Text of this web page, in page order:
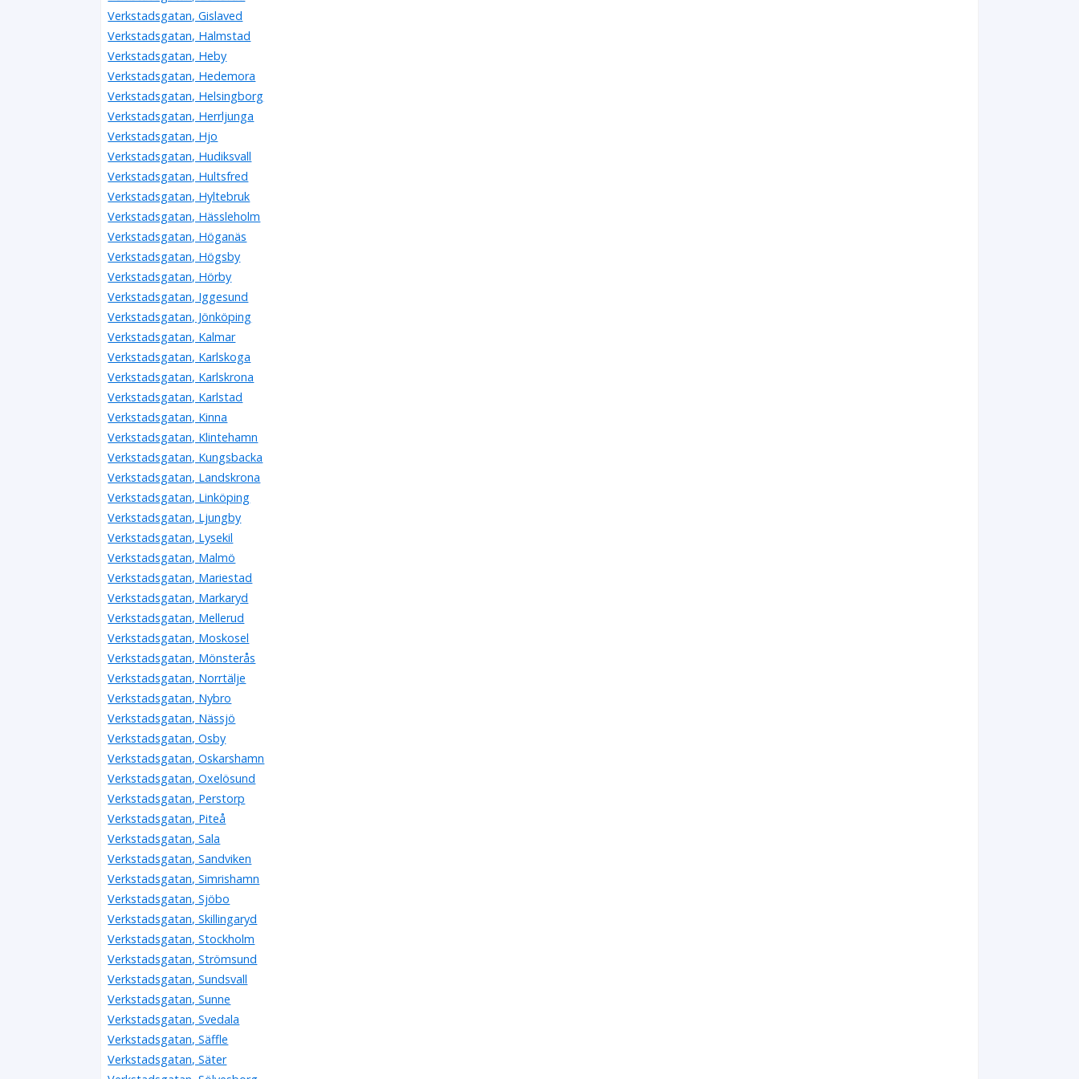
Verkstadsgatan, Gislaved
Verkstadsgatan, Halmstad
Verkstadsgatan, Heby
Verkstadsgatan, Hedemora
Verkstadsgatan, Helsingborg
Verkstadsgatan, Herrljunga
Verkstadsgatan, Hjo
Verkstadsgatan, Hudiksvall
Verkstadsgatan, Hultsfred
Verkstadsgatan, Hyltebruk
Verkstadsgatan, Hässleholm
Verkstadsgatan, Höganäs
Verkstadsgatan, Högsby
Verkstadsgatan, Hörby
Verkstadsgatan, Iggesund
Verkstadsgatan, Jönköping
Verkstadsgatan, Kalmar
Verkstadsgatan, Karlskoga
Verkstadsgatan, Karlskrona
Verkstadsgatan, Karlstad
Verkstadsgatan, Kinna
Verkstadsgatan, Klintehamn
Verkstadsgatan, Kungsbacka
Verkstadsgatan, Landskrona
Verkstadsgatan, Linköping
Verkstadsgatan, Ljungby
Verkstadsgatan, Lysekil
Verkstadsgatan, Malmö
Verkstadsgatan, Mariestad
Verkstadsgatan, Markaryd
Verkstadsgatan, Mellerud
Verkstadsgatan, Moskosel
Verkstadsgatan, Mönsterås
Verkstadsgatan, Norrtälje
Verkstadsgatan, Nybro
Verkstadsgatan, Nässjö
Verkstadsgatan, Osby
Verkstadsgatan, Oskarshamn
Verkstadsgatan, Oxelösund
Verkstadsgatan, Perstorp
Verkstadsgatan, Piteå
Verkstadsgatan, Sala
Verkstadsgatan, Sandviken
Verkstadsgatan, Simrishamn
Verkstadsgatan, Sjöbo
Verkstadsgatan, Skillingaryd
Verkstadsgatan, Stockholm
Verkstadsgatan, Strömsund
Verkstadsgatan, Sundsvall
Verkstadsgatan, Sunne
Verkstadsgatan, Svedala
Verkstadsgatan, Säffle
Verkstadsgatan, Säter